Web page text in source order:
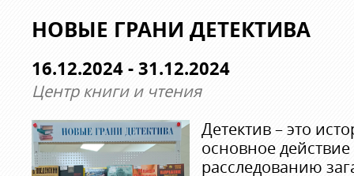
НОВЫЕ ГРАНИ ДЕТЕКТИВА
16.12.2024 - 31.12.2024
Центр книги и чтения
Детектив – это
основное
расследованию